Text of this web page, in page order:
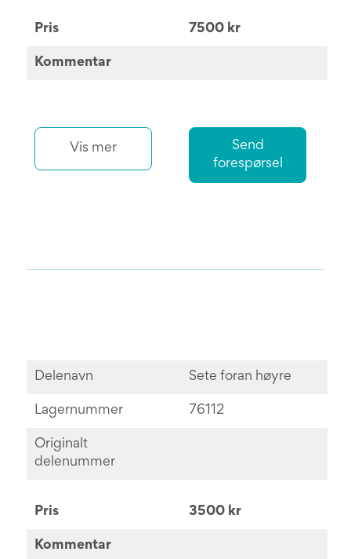
Pris 7500 kr
Kommentar
Vis mer
Send
forespørsel
Delenavn Sete foran høyre
Lagernummer 76112
Originalt
delenummer
Pris 3500 kr
Kommentar